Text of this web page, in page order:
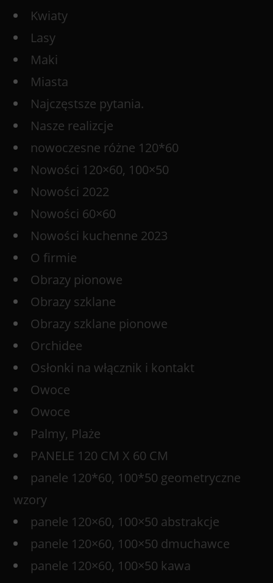
Kwiaty
Lasy
Maki
Miasta
Najczęstsze pytania.
Nasze realizcje
nowoczesne różne 120*60
Nowości 120×60, 100×50
Nowości 2022
Nowości 60×60
Nowości kuchenne 2023
O firmie
Obrazy pionowe
Obrazy szklane
Obrazy szklane pionowe
Orchidee
Osłonki na włącznik i kontakt
Owoce
Owoce
Palmy, Plaże
PANELE 120 CM X 60 CM
panele 120*60, 100*50 geometryczne
wzory
panele 120×60, 100×50 abstrakcje
panele 120×60, 100×50 dmuchawce
panele 120×60, 100×50 kawa